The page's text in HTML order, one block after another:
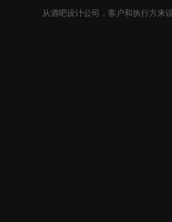
从酒吧设计公司，客户和执行方来